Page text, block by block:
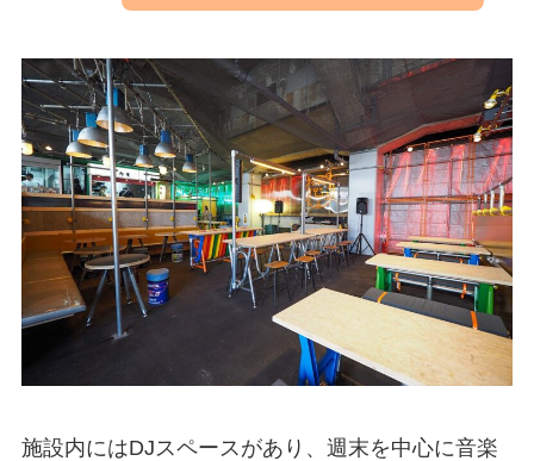
施設内にはDJスペースがあり、週末を中心に音楽